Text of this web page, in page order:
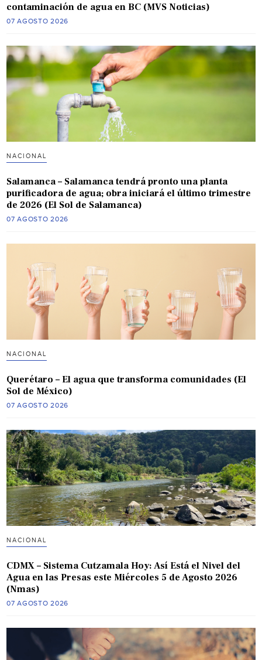
contaminación de agua en BC (MVS Noticias)
07 AGOSTO 2026
NACIONAL
Salamanca – Salamanca tendrá pronto una planta
purificadora de agua; obra iniciará el último trimestre
de 2026 (El Sol de Salamanca)
07 AGOSTO 2026
NACIONAL
Querétaro – El agua que transforma comunidades (El
Sol de México)
07 AGOSTO 2026
NACIONAL
CDMX – Sistema Cutzamala Hoy: Así Está el Nivel del
Agua en las Presas este Miércoles 5 de Agosto 2026
(Nmas)
07 AGOSTO 2026